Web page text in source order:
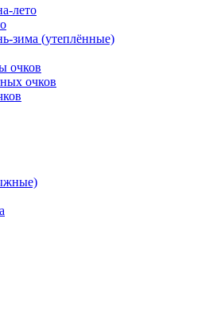
лето
зима (утеплённые)
очков
очков